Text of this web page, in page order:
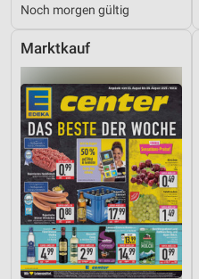
Noch morgen gültig
Marktkauf